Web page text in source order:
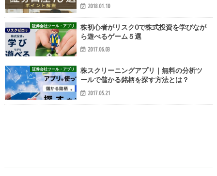
2018.01.10
証券会社ツール・アプリ
株初心者がリスク0で株式投資を学びなが
ら遊べるゲーム５選
2017.06.03
証券会社ツール・アプリ
株スクリーニングアプリ｜無料の分析ツ
ールで儲かる銘柄を探す方法とは？
2017.05.21